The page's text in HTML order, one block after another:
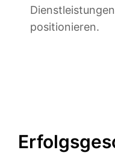
positionieren.